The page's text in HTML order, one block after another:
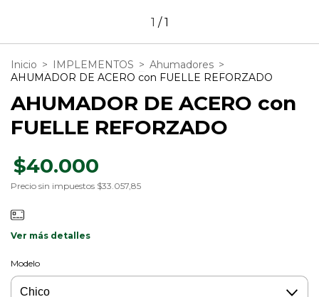
1 /1
Inicio > IMPLEMENTOS > Ahumadores >
AHUMADOR DE ACERO con FUELLE REFORZADO
AHUMADOR DE ACERO con
FUELLE REFORZADO
$40.000
Precio sin impuestos $33.057,85
Ver más detalles
Modelo